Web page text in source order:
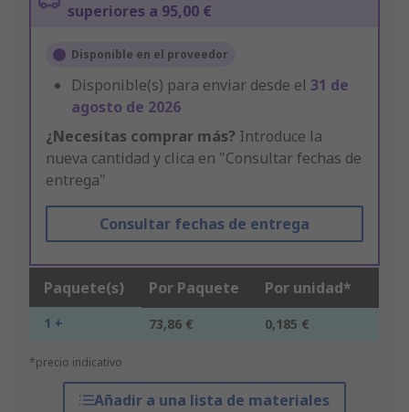
superiores a 95,00 €
Disponible en el proveedor
Disponible(s) para enviar desde el 31 de
agosto de 2026
¿Necesitas comprar más? Introduce la
nueva cantidad y clica en "Consultar fechas de
entrega"
Consultar fechas de entrega
Paquete(s) Por Paquete Por unidad*
1 + 73,86 € 0,185 €
*precio indicativo
Añadir a una lista de materiales